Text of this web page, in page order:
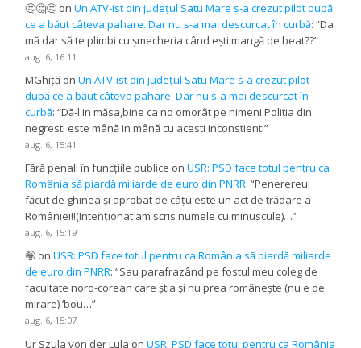
🤔🤔🤔 onUn ATV-ist din județul Satu Mare s-a crezut pilot după
ce a băut câteva pahare. Dar nu s-a mai descurcat în curbă: “Da
mă dar să te plimbi cu șmecheria când ești mangă de beat??”
aug. 6, 16:11
MGhiță onUn ATV-ist din județul Satu Mare s-a crezut pilot
după ce a băut câteva pahare. Dar nu s-a mai descurcat în
curbă: “Dă-l in măsa,bine ca no omorât pe nimeni.Politia din
negresti este mână in mână cu acesti inconstienti”
aug. 6, 15:41
Fără penali în funcțiile publice onUSR: PSD face totul pentru ca
România să piardă miliarde de euro din PNRR: “Penerereul
făcut de ghinea și aprobat de câțu este un act de trădare a
României!!(Intenționat am scris numele cu minuscule)…”
aug. 6, 15:19
🤪 onUSR: PSD face totul pentru ca România să piardă miliarde
de euro din PNRR: “Sau parafrazând pe fostul meu coleg de
facultate nord-corean care știa și nu prea românește (nu e de
mirare) ‘bou…”
aug. 6, 15:07
Ur Szula von der Lula onUSR: PSD face totul pentru ca România